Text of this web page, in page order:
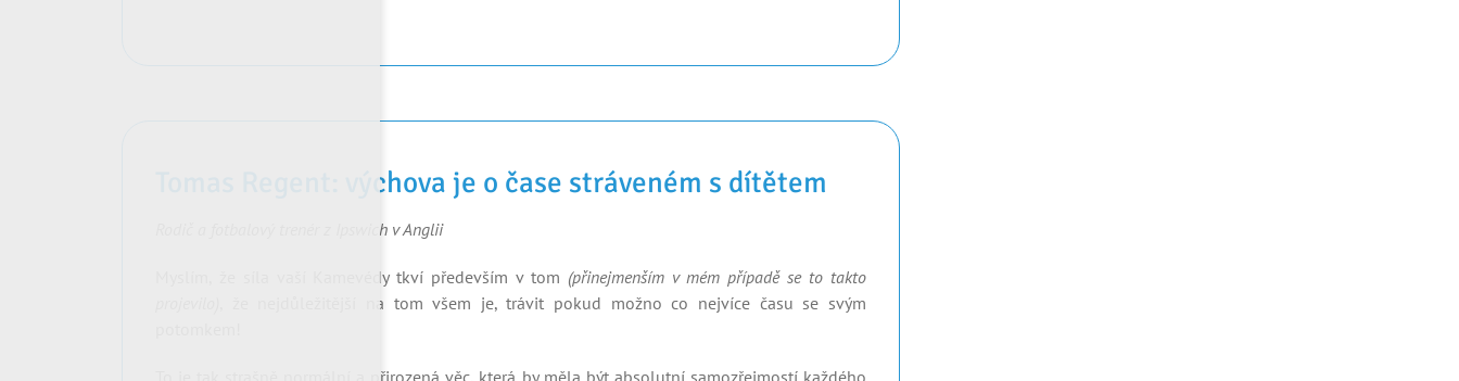
Tomas Regent: výchova je o čase stráveném s dítětem
Rodič a fotbalový trenér z Ipswich v Anglii
Myslím, že síla vaší Kamevédy tkví především v tom (přinejmenším v mém případě se to takto
, že nejdůležitější na tom všem je, trávit pokud možno co nejvíce času se svým
To je tak strašně normální a přirozená věc, která by měla být absolutní samozřejmostí každého